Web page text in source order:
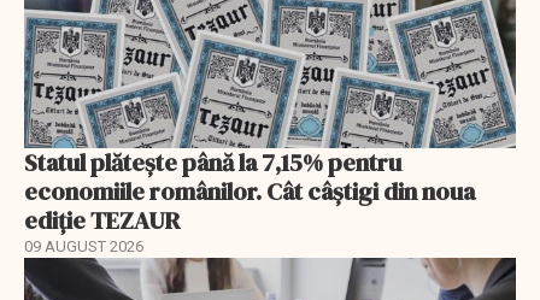
Statul plătește până la 7,15% pentru
economiile românilor. Cât câștigi din noua
ediție TEZAUR
09 AUGUST 2026